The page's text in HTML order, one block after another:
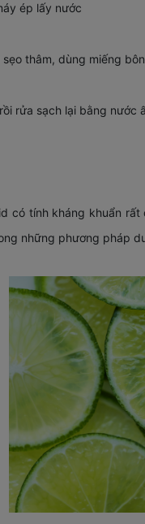
ép lấy nước
thâm, dùng miếng
rửa sạch lại bằng nước
có tính kháng khuẩn
những phương pháp